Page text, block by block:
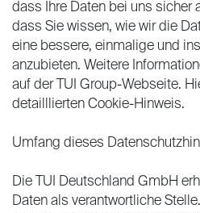
dass Ihre Daten bei uns sicher
dass Sie wissen, wie wir die
eine bessere, einmalige und
anzubieten. Weitere
auf der TUI Group-Webseite.
detailllierten Cookie-Hinweis.
Umfang dieses
Die TUI Deutschland GmbH
Daten als verantwortliche